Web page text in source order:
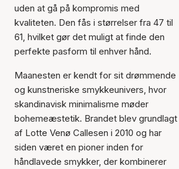
uden at gå på kompromis med
kvaliteten. Den fås i størrelser fra 47 til
61, hvilket gør det muligt at finde den
perfekte pasform til enhver hånd.
Maanesten er kendt for sit drømmende
og kunstneriske smykkeunivers, hvor
skandinavisk minimalisme møder
bohemeæstetik. Brandet blev grundlagt
af Lotte Venø Callesen i 2010 og har
siden været en pioner inden for
håndlavede smykker, der kombinerer